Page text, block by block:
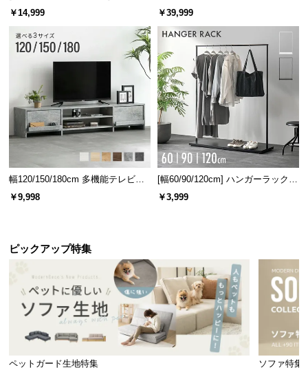
ベースの裏面にはフローリングの傷を防止する保護
パーツが付属しています。
ベッド 8/12/16枚セット
￥14,999
ターテーブル 美しい格子デザイン
￥39,999
幅120/150/180cm 多機能テレビボ
ード 木目/石目調 オープン収納・
引き出し収納付き
￥9,998
[幅60/90/120cm] ハンガーラック
スチール 4段階高さ調節 サイドフ
ック オープンラック シンプル
￥3,999
ピックアップ特集
ペットガード生地特集 ソファ特集